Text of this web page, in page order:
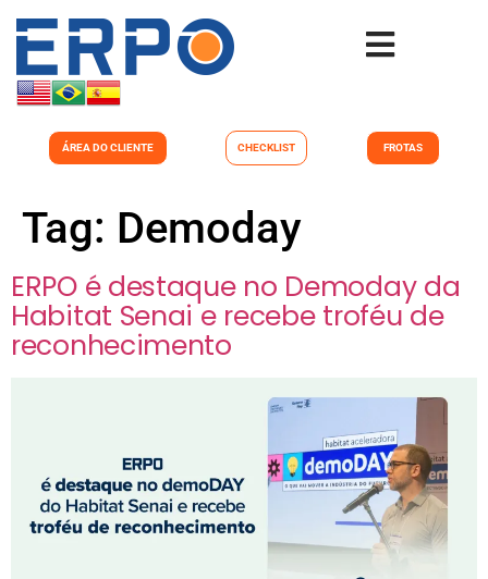
ÁREA DO CLIENTE CHECKLIST FROTAS
Tag: Demoday
ERPO é destaque no Demoday da
Habitat Senai e recebe troféu de
reconhecimento